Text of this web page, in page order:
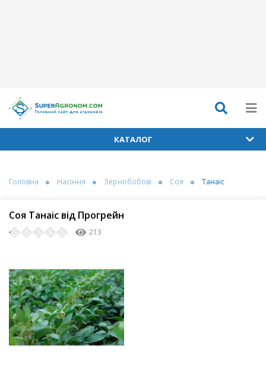
КАТАЛОГ
Головна Насіння Зернобобові Соя Танаіс
Соя Танаіс від Прогрейн
213